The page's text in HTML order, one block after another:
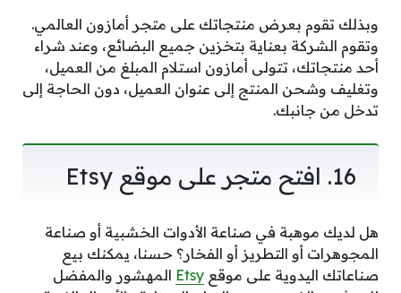
وبذلك تقوم بعرض منتجاتك على متجر أمازون العالمي.
وتقوم الشركة بعناية بتخزين جميع البضائع، وعند شراء
أحد منتجاتك، تتولى أمازون استلام المبلغ من العميل،
وتغليف وشحن المنتج إلى عنوان العميل، دون الحاجة إلى
تدخل من جانبك.
16. افتح متجر على موقع Etsy
هل لديك موهبة في صناعة الأدوات الخشبية أو صناعة
المجوهرات أو التطريز أو الفخار؟ حسنا، يمكنك بيع
صناعاتك اليدوية على موقع Etsy المهشور والمفضل